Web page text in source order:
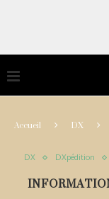
Accueil DX
DX DXpédition